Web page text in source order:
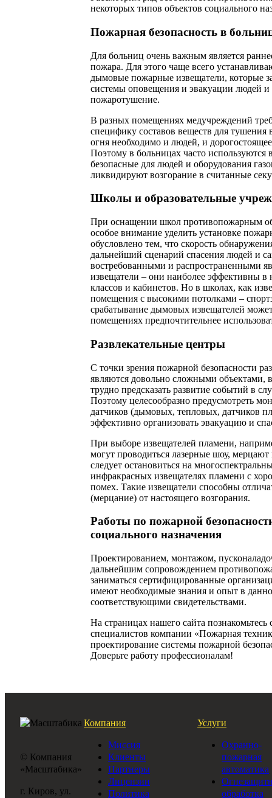
некоторых типов объектов социального
Пожарная безопасность в
Для больниц очень важным является
пожара. Для этого чаще всего
дымовые пожарные извещатели, которые
системы оповещения и эвакуации людей и
пожаротушение.
В разных помещениях медучреждений
специфику составов веществ для тушения
огня необходимо и людей, и
Поэтому в больницах часто
безопасные для людей и оборудования
ликвидируют возгорание в считанные
Школы и образовательные
При оснащении школ противопожарным
особое внимание уделить установке
обусловлено тем, что скорость
дальнейший сценарий спасения людей и
востребованными и распространенными
извещатели – они наиболее эффективны
классов и кабинетов. Но в школах, как
помещения с высокими потолками –
срабатывание дымовых извещателей
помещениях предпочтительнее
Развлекательные центры
С точки зрения пожарной безопасности
являются довольно сложными объектами,
трудно предсказать развитие событий в
Поэтому целесообразно предусмотреть
датчиков (дымовых, тепловых, датчиков
эффективно организовать эвакуацию и
При выборе извещателей пламени,
могут проводиться лазерные шоу,
следует остановиться на
инфракрасных извещателях пламени с
помех. Такие извещатели способны
(мерцание) от настоящего возгорания.
Работы по пожарной
социального назначения
Проектированием, монтажом,
дальнейшим сопровождением
заниматься сертифицированные
имеют необходимые знания и опыт в
соответствующими свидетельствами.
На страницах нашего сайта
специалистов компании «Пожарная
проектирование системы пожарной
Доверьте работу профессионалам!
© Компания
«Масштабика»
г. Киров, ул.
Компания
Миссия
Клиенты
Партнеры
Лицензии
Политика
Услуги
Охранно-
пожарная
автоматика
обработка